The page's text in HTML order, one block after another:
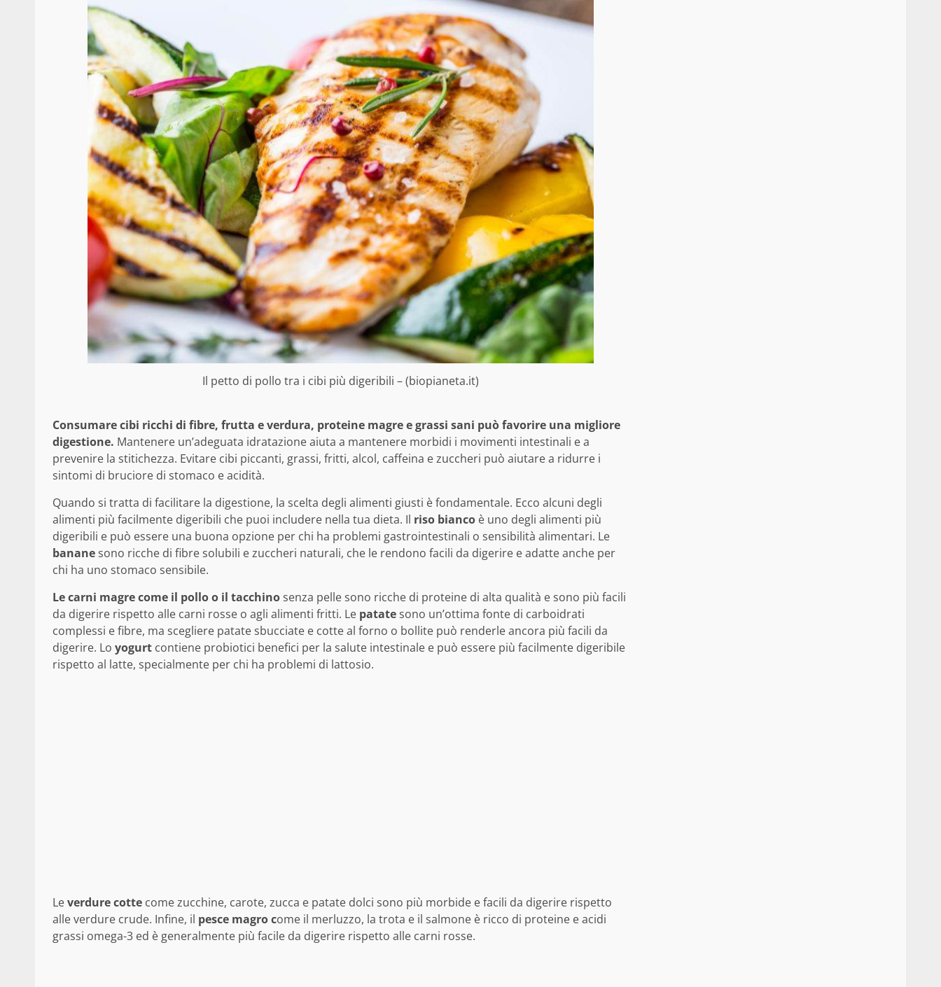
Il petto di pollo tra i cibi più digeribili – (biopianeta.it)
Consumare cibi ricchi di fibre, frutta e verdura, proteine magre e grassi sani può favorire una migliore
digestione. Mantenere un’adeguata idratazione aiuta a mantenere morbidi i movimenti intestinali e a
prevenire la stitichezza. Evitare cibi piccanti, grassi, fritti, alcol, caffeina e zuccheri può aiutare a ridurre i
sintomi di bruciore di stomaco e acidità.
Quando si tratta di facilitare la digestione, la scelta degli alimenti giusti è fondamentale. Ecco alcuni degli
alimenti più facilmente digeribili che puoi includere nella tua dieta. Il riso bianco è uno degli alimenti più
digeribili e può essere una buona opzione per chi ha problemi gastrointestinali o sensibilità alimentari. Le
bananesono ricche di fibre solubili e zuccheri naturali, che le rendono facili da digerire e adatte anche per
chi ha uno stomaco sensibile.
Le carni magre come il pollo o il tacchinosenza pelle sono ricche di proteine di alta qualità e sono più facili
da digerire rispetto alle carni rosse o agli alimenti fritti. Le patatesono un’ottima fonte di carboidrati
complessi e fibre, ma scegliere patate sbucciate e cotte al forno o bollite può renderle ancora più facili da
digerire. Lo yogurt contiene probiotici benefici per la salute intestinale e può essere più facilmente digeribile
rispetto al latte, specialmente per chi ha problemi di lattosio.
Leverdure cotte come zucchine, carote, zucca e patate dolci sono più morbide e facili da digerire rispetto
alle verdure crude. Infine, il pesce magro come il merluzzo, la trota e il salmone è ricco di proteine e acidi
grassi omega-3 ed è generalmente più facile da digerire rispetto alle carni rosse.